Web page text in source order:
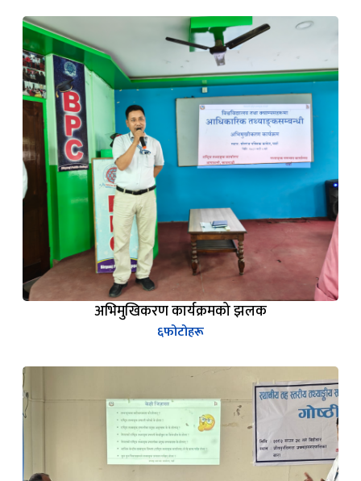
अभिमुखिकरण कार्यक्रमको झलक
६फोटोहरू